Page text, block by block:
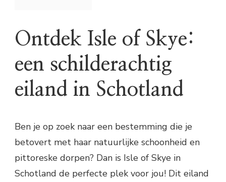
Ontdek Isle of Skye:
een schilderachtig
eiland in Schotland
Ben je op zoek naar een bestemming die je
betovert met haar natuurlijke schoonheid en
pittoreske dorpen? Dan is Isle of Skye in
Schotland de perfecte plek voor jou! Dit eiland